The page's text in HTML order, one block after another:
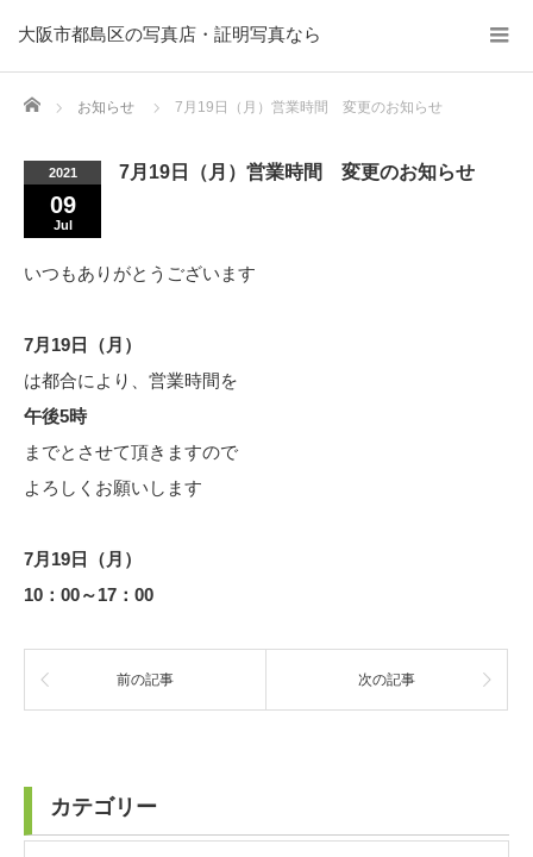
大阪市都島区の写真店・証明写真なら
Home お知らせ 7月19日（月）営業時間 変更のお知らせ
2021
09
Jul
7月19日（月）営業時間 変更のお知らせ
いつもありがとうございます
7月19日（月）
は都合により、営業時間を
午後5時
までとさせて頂きますので
よろしくお願いします
7月19日（月）
10：00～17：00
前の記事 次の記事
カテゴリー